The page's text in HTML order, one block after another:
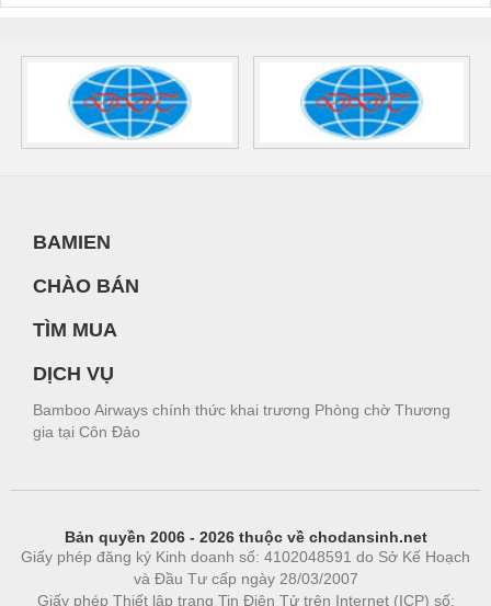
BAMIEN
CHÀO BÁN
TÌM MUA
DỊCH VỤ
Bamboo Airways chính thức khai trương Phòng chờ Thương
gia tại Côn Đảo
Bản quyền 2006 - 2026 thuộc về chodansinh.net
Giấy phép đăng ký Kinh doanh số: 4102048591 do Sở Kế Hoạch
và Đầu Tư cấp ngày 28/03/2007
Giấy phép Thiết lập trang Tin Điện Tử trên Internet (ICP) số: